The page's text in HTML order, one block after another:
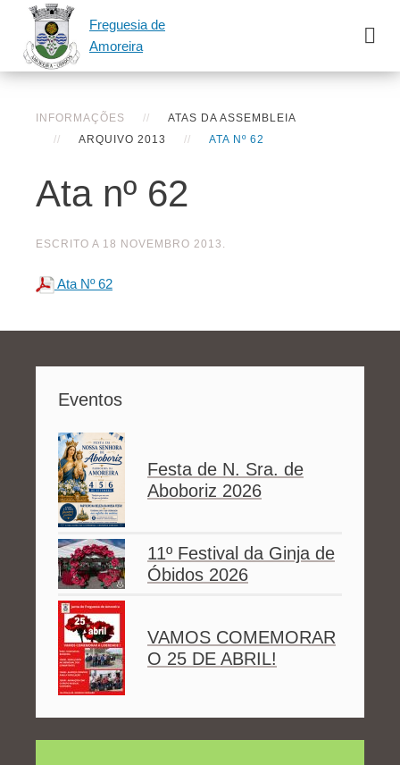
Freguesia de
Amoreira
INFORMAÇÕES
ATAS DA ASSEMBLEIA
ARQUIVO 2013
ATA Nº 62
Ata nº 62
ESCRITO A 18 NOVEMBRO 2013 .
Ata Nº 62
Eventos
Festa de N. Sra. de
Aboboriz 2026
11º Festival da Ginja de
Óbidos 2026
VAMOS COMEMORAR
O 25 DE ABRIL!